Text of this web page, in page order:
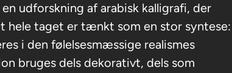
udforskning af arabisk kalligrafi, der
taget er tænkt som en stor syntese:
i den følelsesmæssige realismes
bruges dels dekorativt, dels som